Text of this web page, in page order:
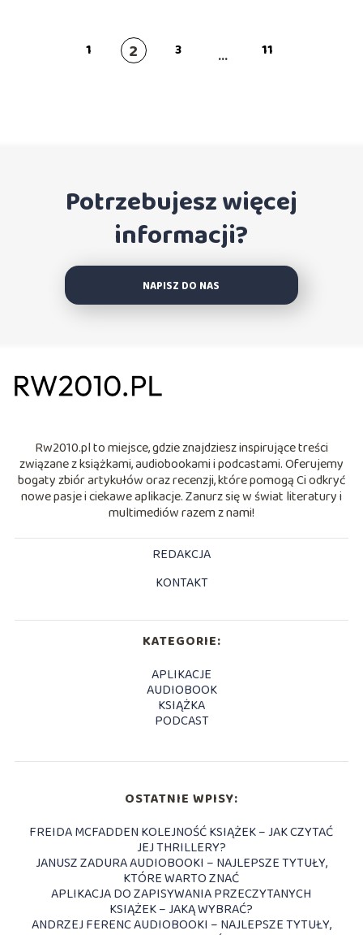
1 2 3 ... 11
Potrzebujesz więcej
informacji?
NAPISZ DO NAS
Rw2010.pl to miejsce, gdzie znajdziesz inspirujące treści
związane z książkami, audiobookami i podcastami. Oferujemy
bogaty zbiór artykułów oraz recenzji, które pomogą Ci odkryć
nowe pasje i ciekawe aplikacje. Zanurz się w świat literatury i
multimediów razem z nami!
REDAKCJA
KONTAKT
KATEGORIE:
APLIKACJE
AUDIOBOOK
KSIĄŻKA
PODCAST
OSTATNIE WPISY:
FREIDA MCFADDEN KOLEJNOŚĆ KSIĄŻEK – JAK CZYTAĆ
JEJ THRILLERY?
JANUSZ ZADURA AUDIOBOOKI – NAJLEPSZE TYTUŁY,
KTÓRE WARTO ZNAĆ
APLIKACJA DO ZAPISYWANIA PRZECZYTANYCH
KSIĄŻEK – JAKĄ WYBRAĆ?
ANDRZEJ FERENC AUDIOBOOKI – NAJLEPSZE TYTUŁY,